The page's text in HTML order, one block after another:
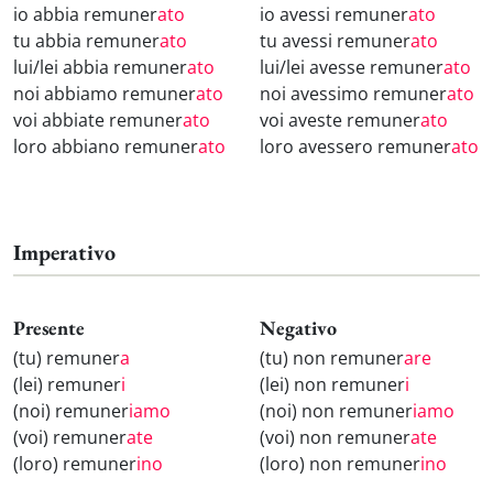
io abbia remunerato
tu abbia remunerato
lui/lei abbia remunerato
noi abbiamo remunerato
voi abbiate remunerato
loro abbiano remunerato
io avessi remunerato
tu avessi remunerato
lui/lei avesse remunerato
noi avessimo remunerato
voi aveste remunerato
loro avessero remunerato
Imperativo
Presente
(tu) remunera
(lei) remuneri
(noi) remuneriamo
(voi) remunerate
(loro) remunerino
Negativo
(tu) non remunerare
(lei) non remuneri
(noi) non remuneriamo
(voi) non remunerate
(loro) non remunerino